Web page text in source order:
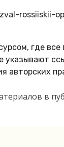
rossiiskii-
где
указывают
авторских
в